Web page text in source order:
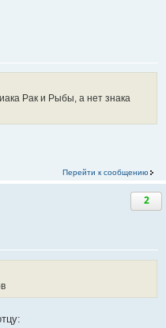
Рак и Рыбы, а нет знака
Перейти к сообщению
2